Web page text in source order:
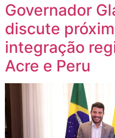
Governador
discute
integração
Acre e Peru